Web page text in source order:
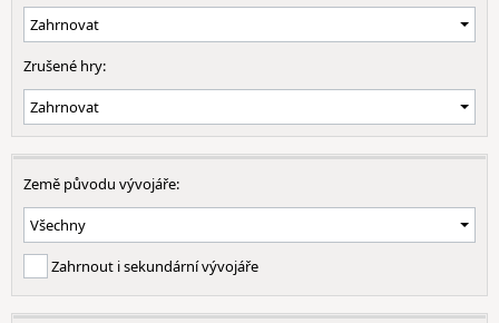
Zrušené hry:
Země původu vývojáře:
Zahrnout i sekundární vývojáře